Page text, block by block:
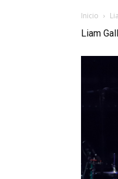
Inicio
Liam